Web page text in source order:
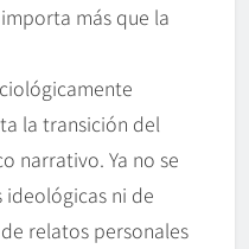
más que la
la transición del
narrativo. Ya no se
ni de
relatos personales